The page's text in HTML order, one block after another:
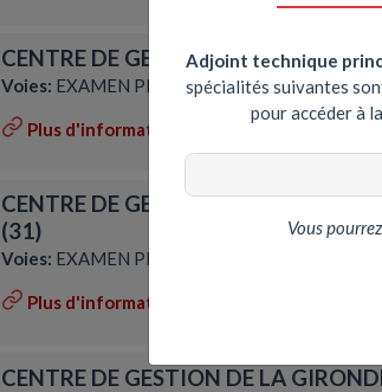
CENTRE DE GESTION DU FINISTERE
Voies: EXAMEN PROFESSIONNEL
Plus d'informations
CENTRE DE GESTION DE LA HAUTE
(31)
Voies: EXAMEN PROFESSIONNEL
Plus d'informations
CENTRE DE GESTION DE LA
Adjoint technique
spécialités suivantes
pour accéder à
Vous